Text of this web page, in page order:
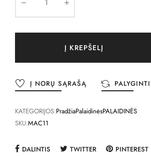
Į KREPŠELĮ
Į NORŲ SĄRAŠĄ PALYGINTI
KATEGORIJOS:PradžiaPalaidinėsPALAIDINĖS
SKU:MAC11
DALINTIS TWITTER PINTEREST